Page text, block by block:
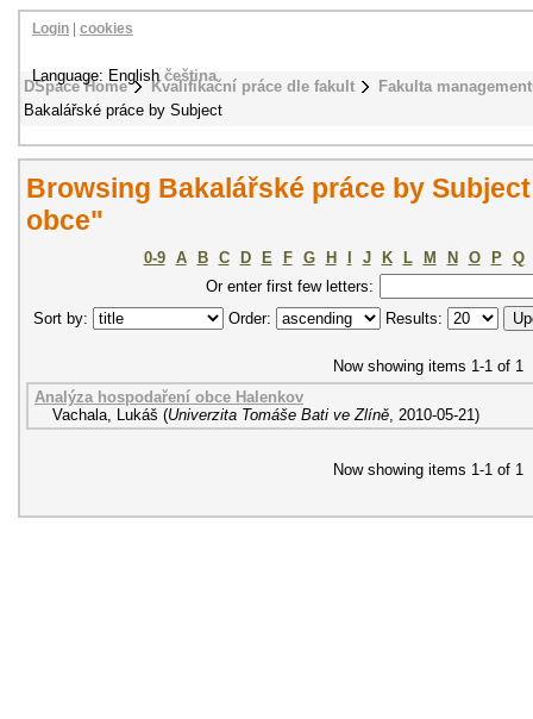
DSpace Home Kvalifikační práce dle fakult
Fakulta
Bakalářské práce by Subject
Login cookies
Language: Englishčeština
Browsing Bakalářské práce by
obce"
0-9 A B C D E F G H J K L M N O P
Q
Or enter first few letters:
Sort by:
Order: Results:
Now showing items 1-1 of 1
Analýza hospodaření obce Halenkov
Vachala, Lukáš (Univerzita Tomáše Bati ve Zlíně, 2010-05-21)
Now showing items 1-1 of 1